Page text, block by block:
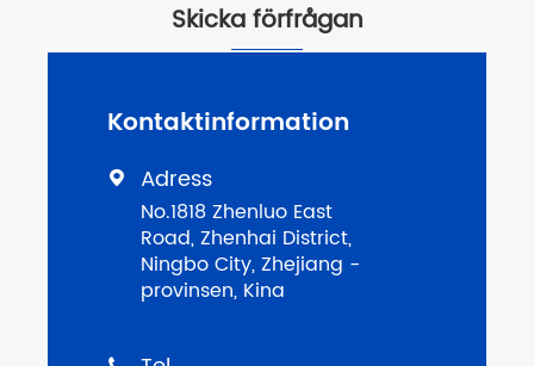
Skicka förfrågan
Kontaktinformation
 Adress
No.1818 Zhenluo East
Road, Zhenhai District,
Ningbo City, Zhejiang -
provinsen, Kina